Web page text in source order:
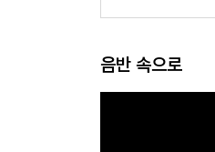
음반 속으로